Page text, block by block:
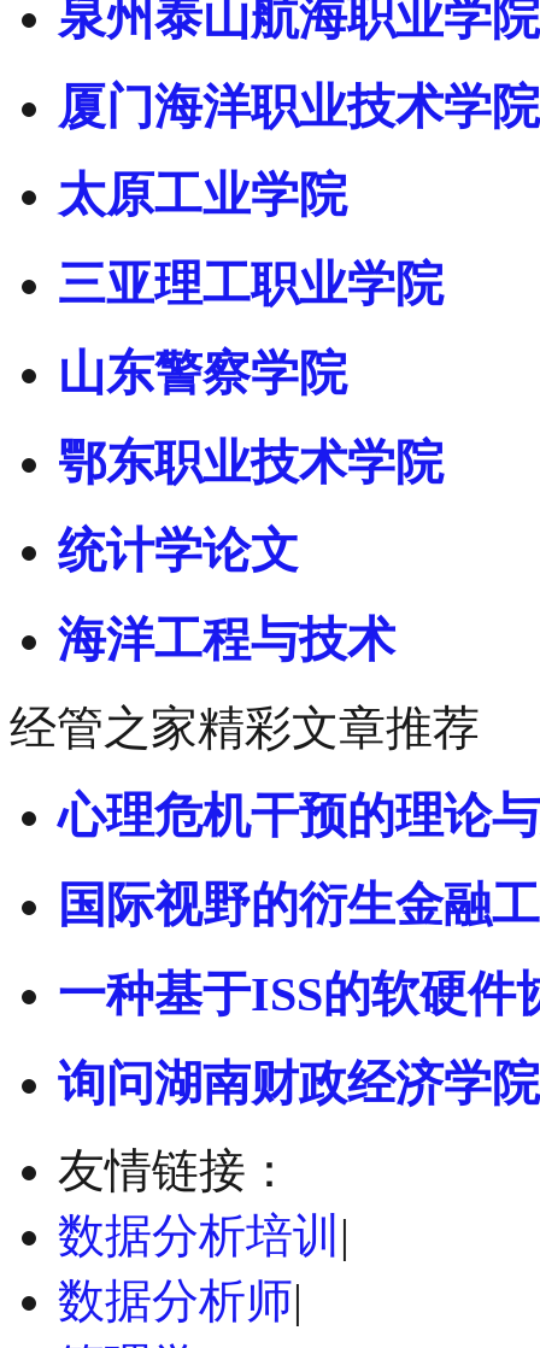
泉州泰山航海职业学院
厦门海洋职业技术学院
太原工业学院
三亚理工职业学院
山东警察学院
鄂东职业技术学院
统计学论文
海洋工程与技术
经管之家精彩文章推荐
心理危机干预的理论
国际视野的衍生金融
一种基于ISS的软硬件
询问湖南财政经济学
友情链接：
数据分析培训 |
数据分析师|